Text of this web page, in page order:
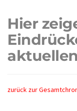
Hier
zurück zur